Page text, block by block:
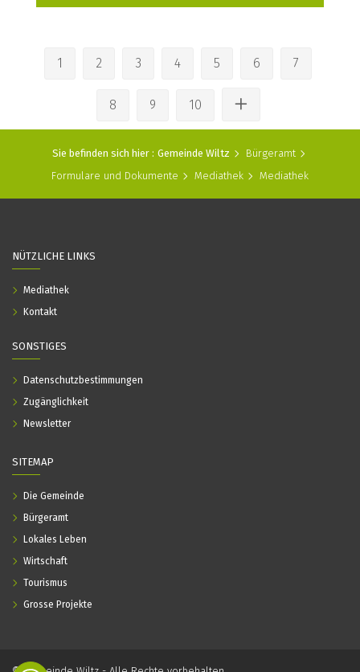
1 2 3 4 5 6 7
8 9 10
Sie befinden sich hier : Gemeinde Wiltz
Bürgeramt
Formulare und Dokumente
Mediathek Mediathek
SITEMAP
Die Gemeinde
Bürgeramt
Lokales Leben
Wirtschaft
Tourismus
Grosse Projekte
NÜTZLICHE LINKS
Mediathek
Kontakt
SONSTIGES
Datenschutzbestimmungen
Zugänglichkeit
Newsletter